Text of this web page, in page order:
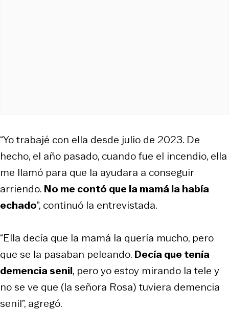
“Yo trabajé con ella desde julio de 2023. De
hecho, el año pasado, cuando fue el incendio, ella
me llamó para que la ayudara a conseguir
arriendo. No me contó que la mamá la había
echado”, continuó la entrevistada.
“Ella decía que la mamá la quería mucho, pero
que se la pasaban peleando. Decía que tenía
demencia senil, pero yo estoy mirando la tele y
no se ve que (la señora Rosa) tuviera demencia
senil”, agregó.